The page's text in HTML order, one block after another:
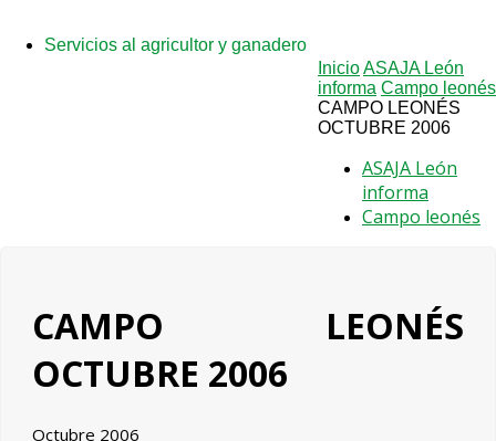
Servicios al agricultor y ganadero
InicioASAJA León
informa Campo leonés
CAMPO LEONÉS
OCTUBRE 2006
ASAJA León
informa
Campo leonés
CAMPO LEONÉS
OCTUBRE 2006
Octubre 2006